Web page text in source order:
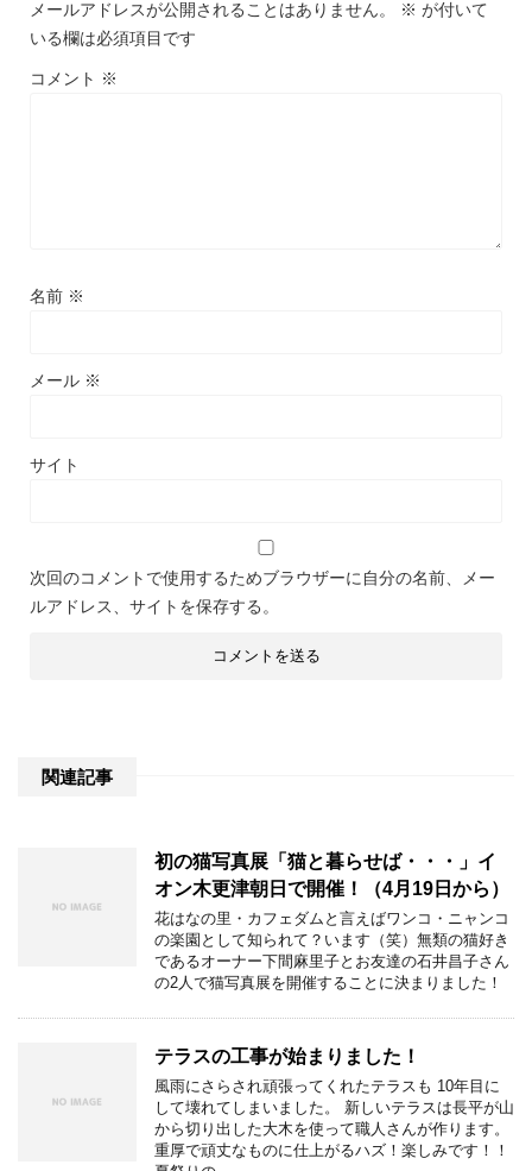
メールアドレスが公開されることはありません。 ※ が付いて
いる欄は必須項目です
コメント ※
名前 ※
メール ※
サイト
次回のコメントで使用するためブラウザーに自分の名前、メー
ルアドレス、サイトを保存する。
関連記事
初の猫写真展「猫と暮らせば・・・」イ
オン木更津朝日で開催！（4月19日から）
花はなの里・カフェダムと言えばワンコ・ニャンコ
の楽園として知られて？います（笑）無類の猫好き
であるオーナー下間麻里子とお友達の石井昌子さん
の2人で猫写真展を開催することに決まりました！
テラスの工事が始まりました！
風雨にさらされ頑張ってくれたテラスも 10年目に
して壊れてしまいました。 新しいテラスは長平が山
から切り出した大木を使って職人さんが作ります。
重厚で頑丈なものに仕上がるハズ！楽しみです！！